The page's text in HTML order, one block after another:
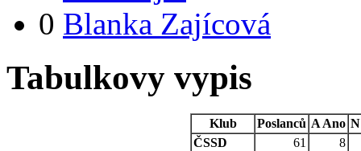
0 Blanka Zajícová
Tabulkovy vypis
Klub Poslanců A Ano N
ČSSD
61
8